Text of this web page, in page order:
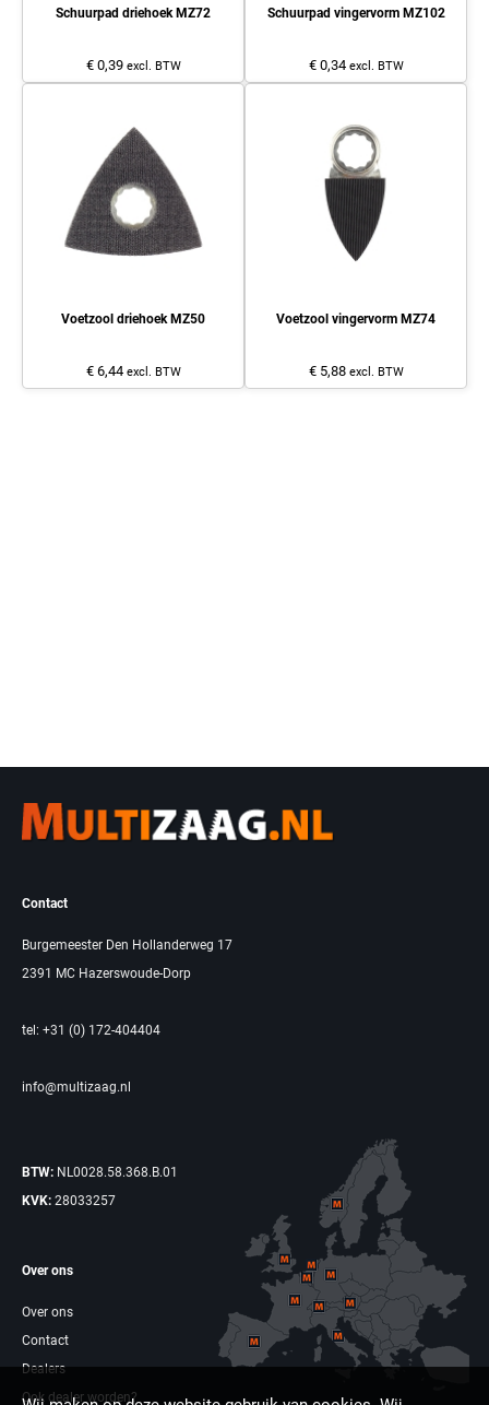
Schuurpad driehoek MZ72
€ 0,39 excl. BTW
Schuurpad vingervorm MZ102
€ 0,34 excl. BTW
Voetzool driehoek MZ50
€ 6,44 excl. BTW
Voetzool vingervorm MZ74
€ 5,88 excl. BTW
Contact
Burgemeester Den Hollanderweg 17
2391 MC Hazerswoude-Dorp
tel: +31 (0) 172-404404
info@multizaag.nl
BTW: NL0028.58.368.B.01
KVK: 28033257
Over ons
Over ons
Contact
Dealers
Ook dealer worden?